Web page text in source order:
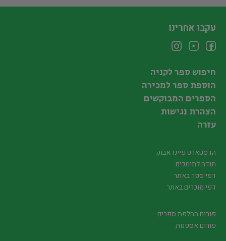
עקבו אחרינו
חיפוש ספר לקניה
הוספת ספר למכירה
הספרים המבוקשים
הצהרת נגישות
עזרה
הדסטארט פיינדאבוק
תודה לתומכים
דפי ספר באתר
דפי מוכרים באתר
פורום החלפת ספרים
פורום אספנות